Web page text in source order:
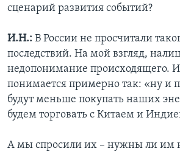
сценарий развития событий?
И.Н.: В России не просчитали
последствий. На мой взгляд,
недопонимание происходящего.
понимается примерно так: «ну и
будут меньше покупать наших
будем торговать с Китаем и
А мы спросили их – нужны ли им